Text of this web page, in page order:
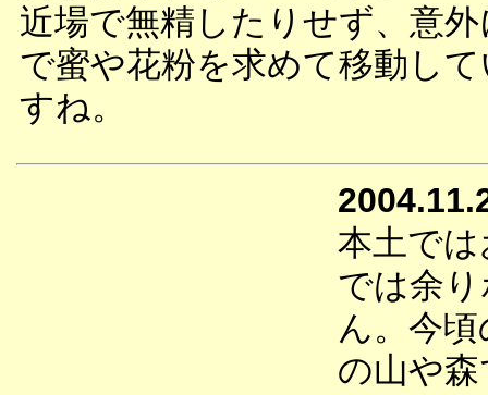
近場で無精したりせず、意
で蜜や花粉を求めて移動し
すね。
本土で
では余
ん。今
の山や